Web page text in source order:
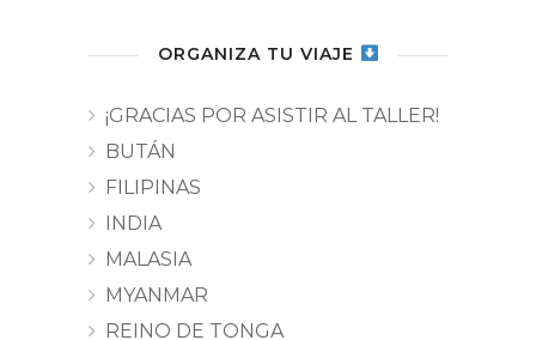
ORGANIZA TU VIAJE
¡GRACIAS POR ASISTIR AL TALLER!
BUTÁN
FILIPINAS
INDIA
MALASIA
MYANMAR
REINO DE TONGA